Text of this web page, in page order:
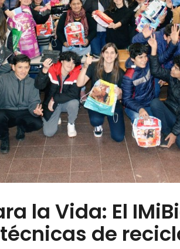
la Vida: El
de